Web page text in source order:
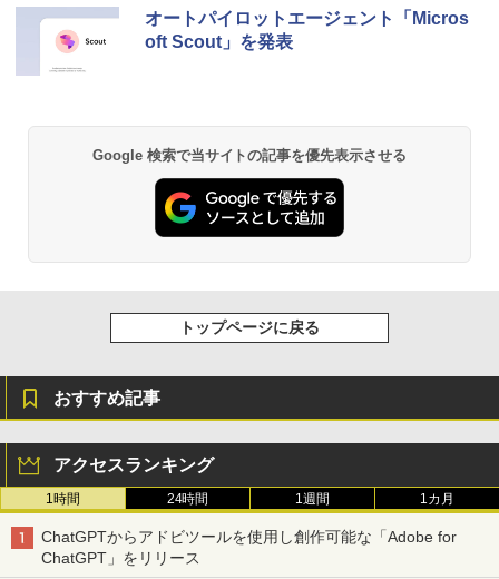
オートパイロットエージェント「Micros
oft Scout」を発表
Google 検索で当サイトの記事を優先表示させる
トップページに戻る
おすすめ記事
アクセスランキング
1時間 24時間 1週間 1カ月
ChatGPTからアドビツールを使用し創作可能な「Adobe for
ChatGPT」をリリース